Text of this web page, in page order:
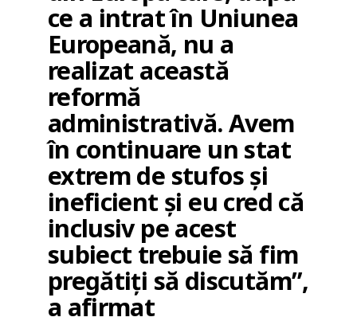
ce a intrat în Uniunea
Europeană, nu a
realizat această
reformă
administrativă. Avem
în continuare un stat
extrem de stufos și
ineficient și eu cred că
inclusiv pe acest
subiect trebuie să fim
pregătiți să discutăm”,
a afirmat